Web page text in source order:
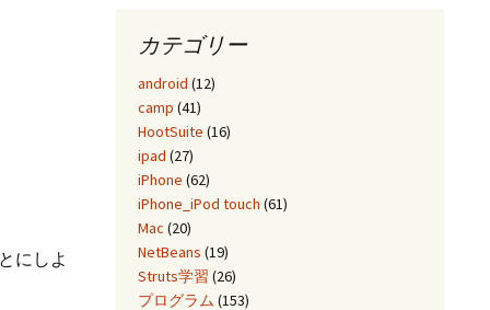
にしよ
カテゴリー
android (12)
camp (41)
HootSuite (16)
ipad (27)
iPhone (62)
iPhone_iPod touch (61)
Mac (20)
NetBeans (19)
Struts学習 (26)
プログラム (153)